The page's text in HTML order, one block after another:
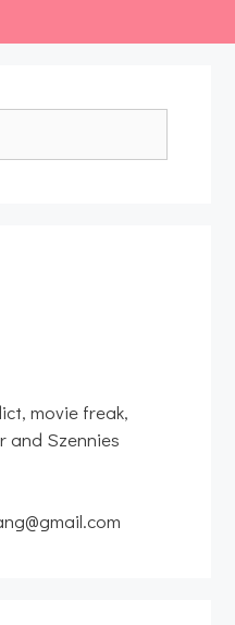
movie freak,
and Szennies